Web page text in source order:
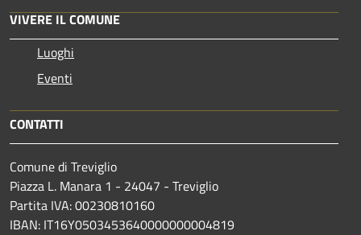
VIVERE IL COMUNE
Luoghi
Eventi
CONTATTI
Comune di Treviglio
Piazza L. Manara 1 - 24047 - Treviglio
Partita IVA: 00230810160
IBAN: IT16Y0503453640000000004819